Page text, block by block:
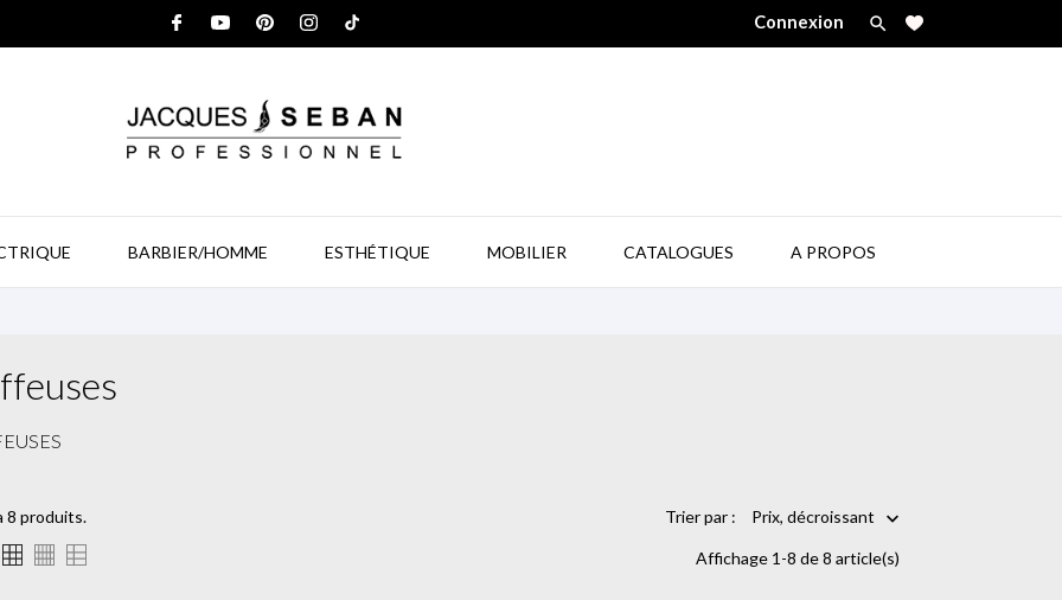
Connexion 
BARBIER/HOMME ESTHÉTIQUE MOBILIER CATALOGUES A PROPOS
8 produits. Trier par : Prix, décroissant 
Affichage 1-8 de 8 article(s)